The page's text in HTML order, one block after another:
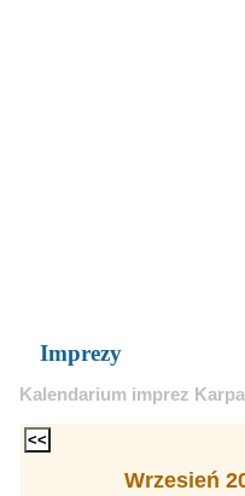
Imprezy
Kalendarium imprez
Wrzesień